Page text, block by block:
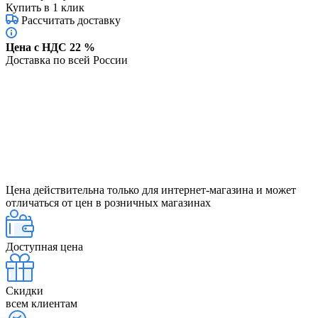
Купить в 1 клик
Рассчитать доставку
Цена с НДС 22 %
Доставка по всей России
Цена действительна только для интернет-магазина и может
отличаться от цен в розничных магазинах
Доступная цена
Скидки
всем клиентам